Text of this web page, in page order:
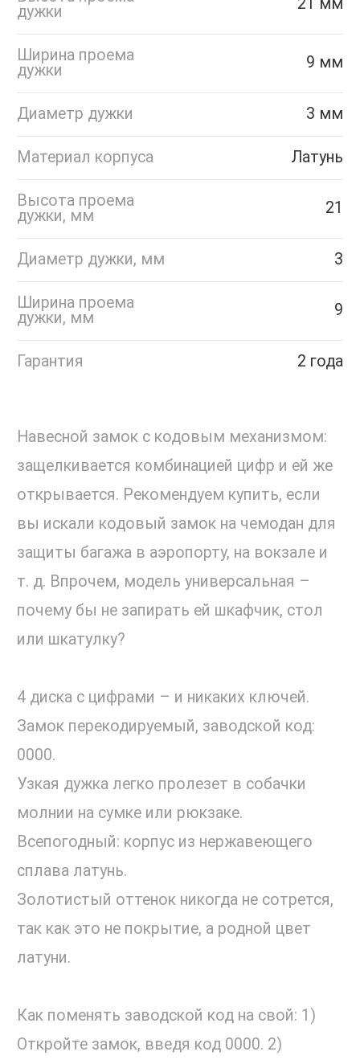
дужки
21 мм
Ширина проема
дужки
9 мм
Диаметр дужки 3 мм
Материал корпуса Латунь
Высота проема
дужки, мм
21
Диаметр дужки, мм 3
Ширина проема
дужки, мм
9
Гарантия 2 года
Навесной замок с кодовым механизмом:
защелкивается комбинацией цифр и ей же
открывается. Рекомендуем купить, если
вы искали кодовый замок на чемодан для
защиты багажа в аэропорту, на вокзале и
т. д. Впрочем, модель универсальная –
почему бы не запирать ей шкафчик, стол
или шкатулку?
4 диска с цифрами – и никаких ключей.
Замок перекодируемый, заводской код:
0000.
Узкая дужка легко пролезет в собачки
молнии на сумке или рюкзаке.
Всепогодный: корпус из нержавеющего
сплава латунь.
Золотистый оттенок никогда не сотрется,
так как это не покрытие, а родной цвет
латуни.
Как поменять заводской код на свой: 1)
Откройте замок, введя код 0000. 2)